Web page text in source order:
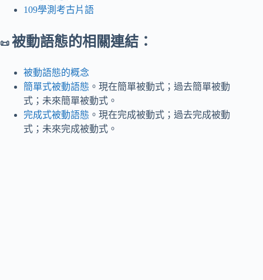
109學測考古片語
📜 被動語態的相關連結：
被動語態的概念
簡單式被動語態 。現在簡單被動式；過去簡單被動
式；未來簡單被動式。
完成式被動語態 。現在完成被動式；過去完成被動
式；未來完成被動式。